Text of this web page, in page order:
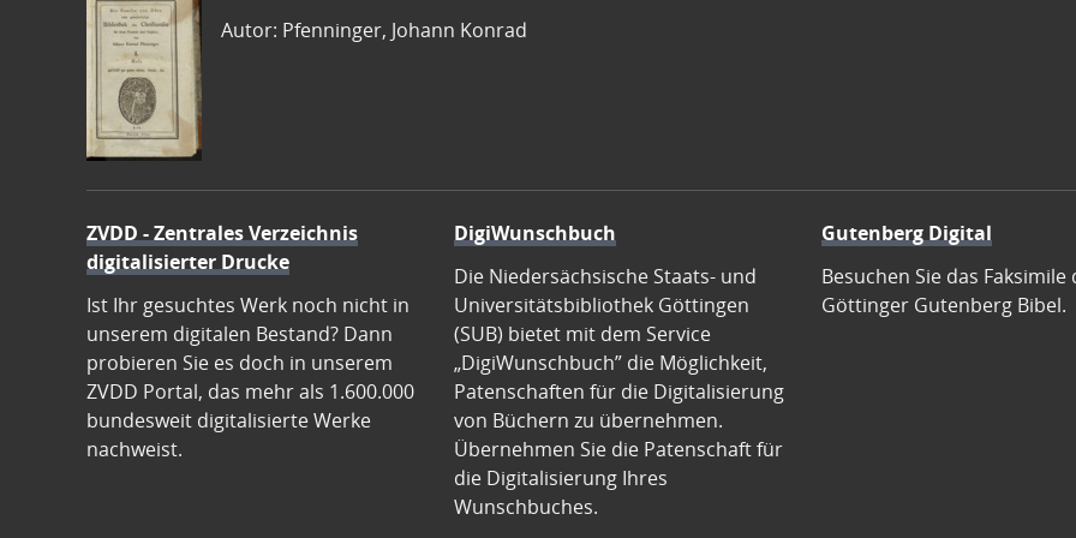
Autor: Pfenninger, Johann Konrad
ZVDD - Zentrales Verzeichnis
digitalisierter Drucke
Ist Ihr gesuchtes Werk noch nicht in
unserem digitalen Bestand? Dann
probieren Sie es doch in unserem
ZVDD Portal, das mehr als 1.600.000
bundesweit digitalisierte Werke
nachweist.
DigiWunschbuch
Die Niedersächsische Staats- und
Universitätsbibliothek Göttingen
(SUB) bietet mit dem Service
„DigiWunschbuch” die Möglichkeit,
Patenschaften für die Digitalisierung
von Büchern zu übernehmen.
Übernehmen Sie die Patenschaft für
die Digitalisierung Ihres
Wunschbuches.
Gutenberg Digital
Besuchen Sie das Faksimile
Göttinger Gutenberg Bibel.